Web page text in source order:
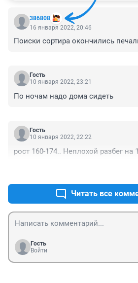
386808
16 января 2022, 20:46
Поиски сортира окончились
Гость
10 января 2022, 23:21
По ночам надо дома сидеть
Гость
10 января 2022, 22:22
рост 160-174.. Неплохой разбег на
Читать все
Гость
Войти